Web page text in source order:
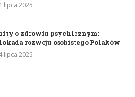
lipca 2026
o zdrowiu psychicznym:
rozwoju osobistego Polaków
lipca 2026